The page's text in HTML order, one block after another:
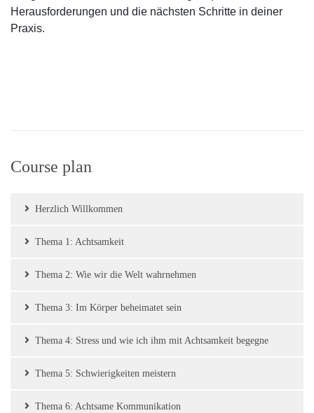
Herausforderungen und die nächsten Schritte in deiner
Praxis.
Course plan
Herzlich Willkommen
Thema 1: Achtsamkeit
Thema 2: Wie wir die Welt wahrnehmen
Thema 3: Im Körper beheimatet sein
Thema 4: Stress und wie ich ihm mit Achtsamkeit begegne
Thema 5: Schwierigkeiten meistern
Thema 6: Achtsame Kommunikation